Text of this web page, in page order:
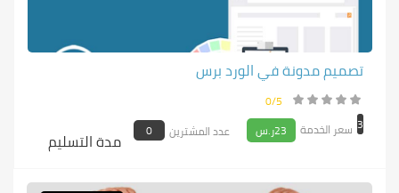
تصميم مدونة في الورد برس
0/5
سعر الخدمة
23ر.س عدد المشترين 0 مدة التسليم
3